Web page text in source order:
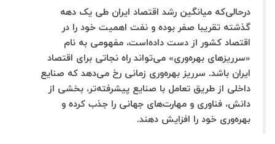
درحالی‌که میانگین رشد اقتصاد ایران طی یک دهه
گذشته تقریبا صفر بوده و نفت اهمیت خود را در
اقتصاد کشور از دست داده‌است، مفهومی به نام
«سرریزهای بهره‌وری» می‌تواند راه نجاتی برای اقتصاد
ایران باشد. سرریز بهره‌وری زمانی رخ می‌دهد که صنایع
داخلی از طریق تعامل با صنایع پیشرفته‌تر، بخشی از
دانش، فناوری و مهارت‌های جهانی را جذب کرده و
بهره‌وری خود را افزایش دهند.